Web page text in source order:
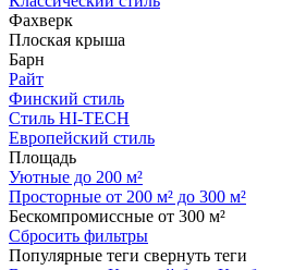
Фахверк
Плоская крыша
Барн
Райт
Финский стиль
Стиль HI-TECH
Европейский стиль
Площадь
Уютные до 200 м²
Просторные от 200 м² до 300 м²
Бескомпромиссные от 300 м²
Сбросить фильтры
Популярные теги свернуть теги